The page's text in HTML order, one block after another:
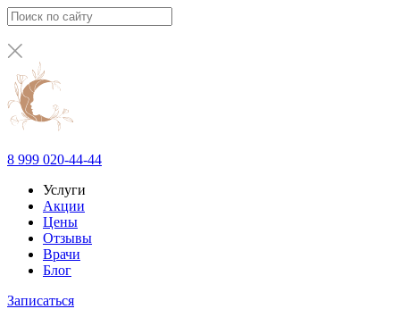
8 999 020-44-44
Услуги
Акции
Цены
Отзывы
Врачи
Блог
Записаться